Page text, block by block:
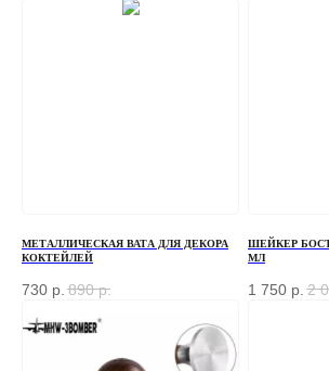
МЕТАЛЛИЧЕСКАЯ ВАТА ДЛЯ ДЕКОРА
КОКТЕЙЛЕЙ
730 р. 890 р.
ШЕЙКЕР
МЛ
1 750 р. 2